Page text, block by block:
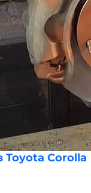
Corolla